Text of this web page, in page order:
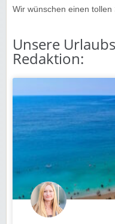
Wir wünschen einen tollen
Unsere
Redaktion: